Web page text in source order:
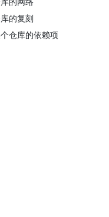
的复刻
仓库的依赖项